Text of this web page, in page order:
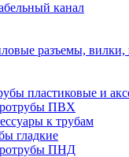
канал
разъемы, вилки,
пластиковые и
ПВХ
к трубам
гладкие
ПНД